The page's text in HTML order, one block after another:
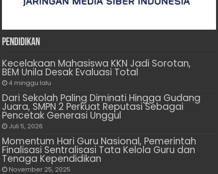
Pendidikan
Kecelakaan Mahasiswa KKN Jadi Sorotan,
BEM Unila Desak Evaluasi Total
4 minggu lalu
Dari Sekolah Paling Diminati Hingga Gudang
Juara, SMPN 2 Perkuat Reputasi Sebagai
Pencetak Generasi Unggul
Juli 5, 2026
Momentum Hari Guru Nasional, Pemerintah
Finalisasi Sentralisasi Tata Kelola Guru dan
Tenaga Kependidikan
November 25, 2025